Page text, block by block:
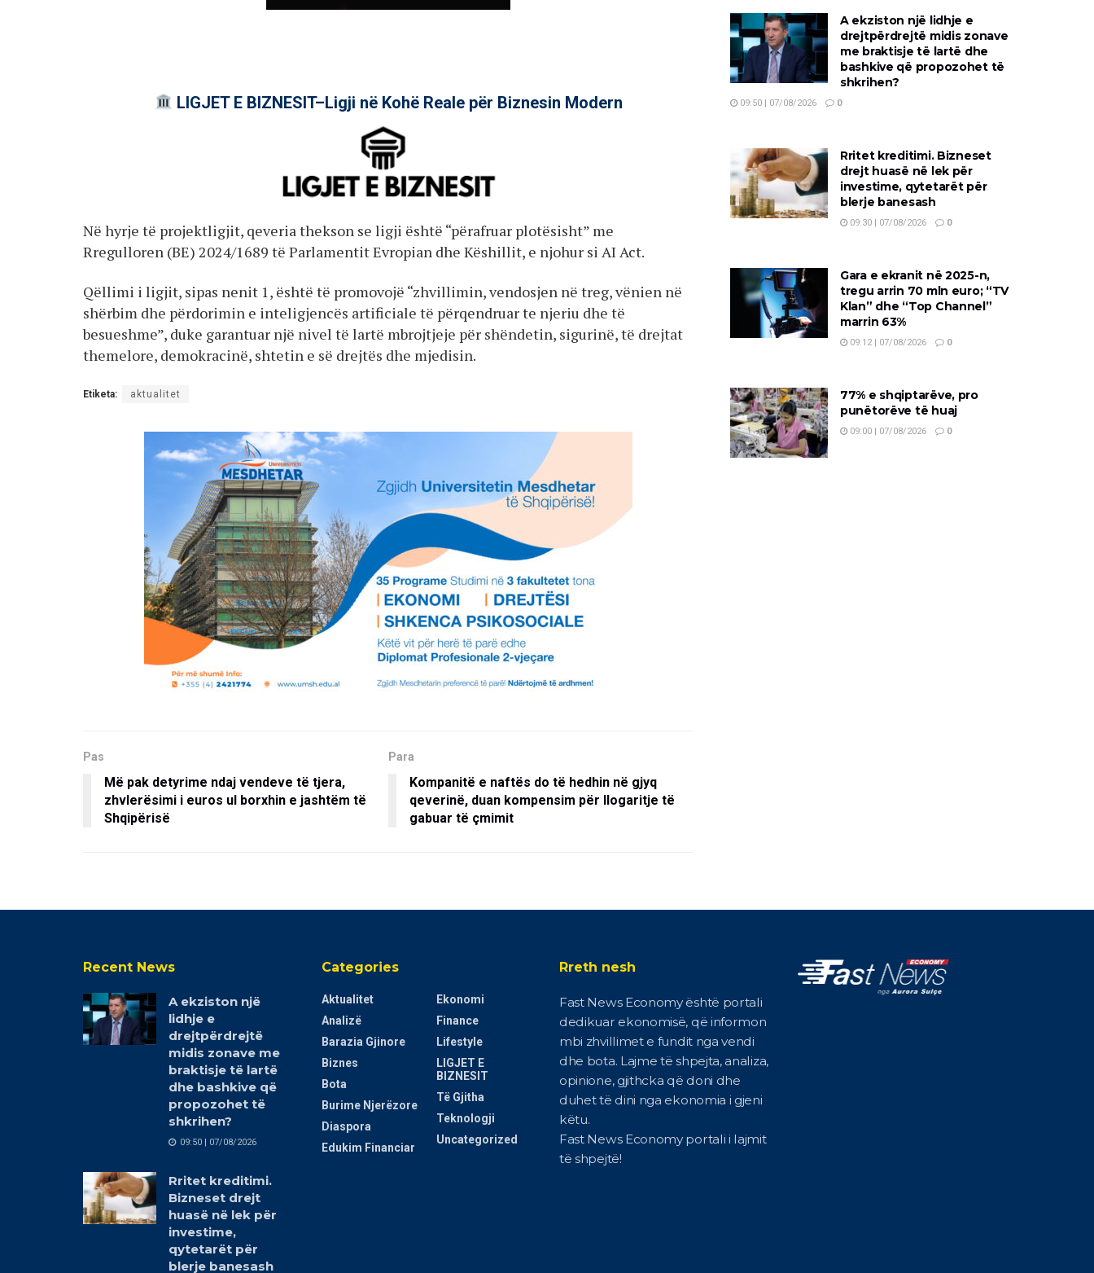
LIGJET E BIZNESIT–Ligji në Kohë Reale për Biznesin Modern
Në hyrje të projektligjit, qeveria thekson se ligji është “përafruar plotësisht” me
Rregulloren (BE) 2024/1689 të Parlamentit Evropian dhe Këshillit, e njohur si AI Act.
Qëllimi i ligjit, sipas nenit 1, është të promovojë “zhvillimin, vendosjen në treg, vënien në
shërbim dhe përdorimin e inteligjencës artificiale të përqendruar te njeriu dhe të
besueshme”, duke garantuar një nivel të lartë mbrojtjeje për shëndetin, sigurinë, të drejtat
themelore, demokracinë, shtetin e së drejtës dhe mjedisin.
Etiketa: aktualitet
Pas
Më pak detyrime ndaj vendeve të tjera,
zhvlerësimi i euros ul borxhin e jashtëm të
Shqipërisë
Para
Kompanitë e naftës do të hedhin në gjyq
qeverinë, duan kompensim për llogaritje të
gabuar të çmimit
A ekziston një lidhje e
drejtpërdrejtë midis zonave
me braktisje të lartë dhe
bashkive që propozohet të
shkrihen?
09:50 | 07/08/2026 0
Rritet kreditimi. Bizneset
drejt huasë në lek për
investime, qytetarët për
blerje banesash
09:30 | 07/08/2026 0
Gara e ekranit në 2025-n,
tregu arrin 70 mln euro; “TV
Klan” dhe “Top Channel”
marrin 63%
09:12 | 07/08/2026 0
77% e shqiptarëve, pro
punëtorëve të huaj
09:00 | 07/08/2026 0
Recent News
A ekziston një
lidhje e
drejtpërdrejtë
midis zonave me
braktisje të lartë
dhe bashkive që
propozohet të
shkrihen?
09:50 | 07/08/2026
Rritet kreditimi.
Bizneset drejt
huasë në lek për
investime,
qytetarët për
blerje banesash
Categories
Aktualitet
Analizë
Barazia Gjinore
Biznes
Bota
Burime Njerëzore
Diaspora
Edukim Financiar
Ekonomi
Finance
Lifestyle
LIGJET E
BIZNESIT
Të Gjitha
Teknologji
Uncategorized
Rreth nesh
Fast News Economy është portali
dedikuar ekonomisë, që informon
mbi zhvillimet e fundit nga vendi
dhe bota. Lajme të shpejta, analiza,
opinione, gjithcka që doni dhe
duhet të dini nga ekonomia i gjeni
këtu.
Fast News Economy portali i lajmit
të shpejtë!